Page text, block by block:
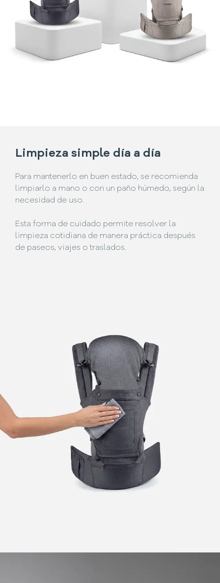
Limpieza simple día a día
Para mantenerlo en buen estado, se recomienda
limpiarlo a mano o con un paño húmedo, según la
necesidad de uso.
Esta forma de cuidado permite resolver la
limpieza cotidiana de manera práctica después
de paseos, viajes o traslados.